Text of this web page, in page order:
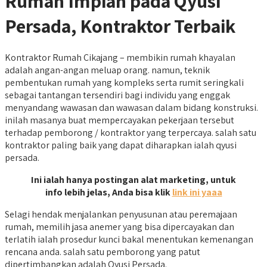
Persada, Kontraktor Terbaik
Kontraktor Rumah Cikajang – membikin rumah khayalan
adalah angan-angan meluap orang. namun, teknik
pembentukan rumah yang kompleks serta rumit seringkali
sebagai tantangan tersendiri bagi individu yang enggak
menyandang wawasan dan wawasan dalam bidang konstruksi.
inilah masanya buat mempercayakan pekerjaan tersebut
terhadap pemborong / kontraktor yang terpercaya. salah satu
kontraktor paling baik yang dapat diharapkan ialah qyusi
persada.
Ini ialah hanya postingan alat marketing, untuk
info lebih jelas, Anda bisa kliklink ini yaaa
Selagi hendak menjalankan penyusunan atau peremajaan
rumah, memilih jasa anemer yang bisa dipercayakan dan
terlatih ialah prosedur kunci bakal menentukan kemenangan
rencana anda. salah satu pemborong yang patut
dipertimbangkan adalah Qyusi Persada.